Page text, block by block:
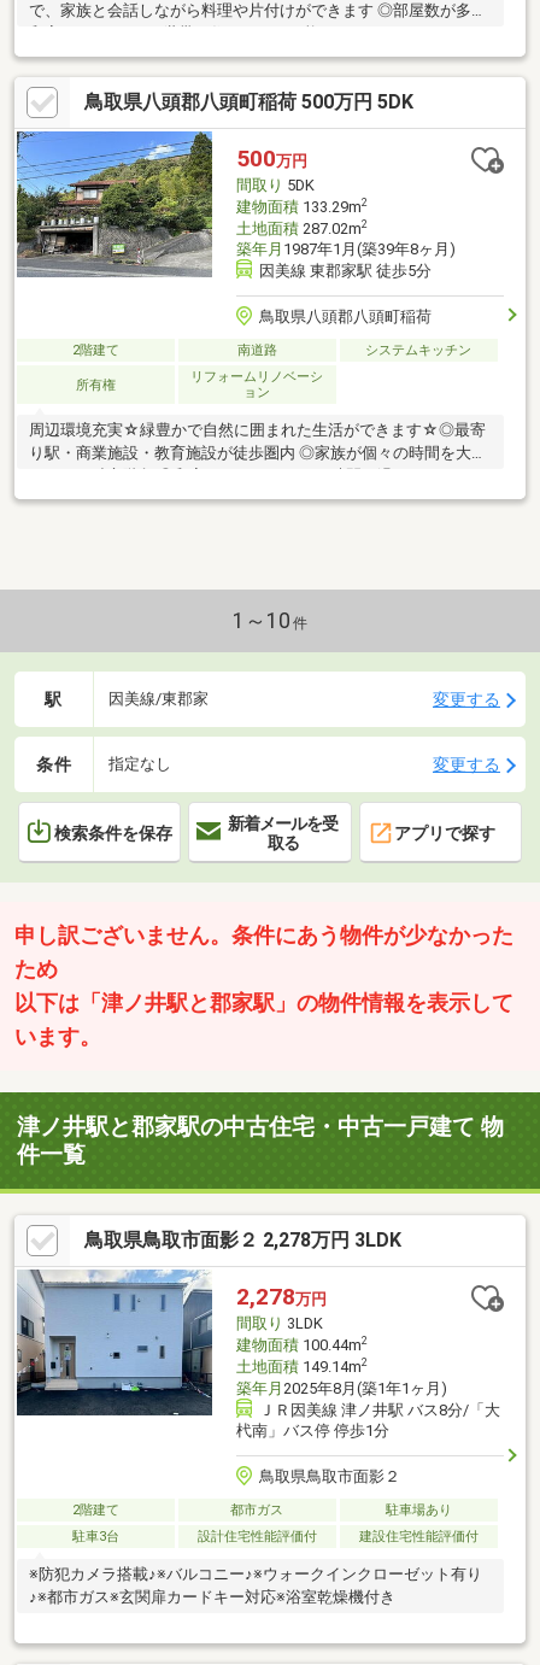
で、家族と会話しながら料理や片付けができます ◎部屋数が多く
鳥取県八頭郡八頭町稲荷 500万円 5DK
500万円
間取り 5DK
建物面積133.29m2
土地面積287.02m2
築年月 1987年1月(築39年8ヶ月)
因美線 東郡家駅 徒歩5分
鳥取県八頭郡八頭町稲荷
2階建て 南道路 システムキッチン
所有権
リフォームリノベーシ
ョン
周辺環境充実☆緑豊かで自然に囲まれた生活ができます☆◎最寄
り駅・商業施設・教育施設が徒歩圏内 ◎家族が個々の時間を大切
1～10 件
駅 因美線/東郡家 変更する
条件 指定なし 変更する
検索条件を保存
新着メールを受
取る
アプリで探す
申し訳ございません。条件にあう物件が少なかった
ため
以下は「津ノ井駅と郡家駅」の物件情報を表示して
います。
津ノ井駅と郡家駅の中古住宅・中古一戸建て 物
件一覧
鳥取県鳥取市面影２ 2,278万円 3LDK
2,278万円
間取り 3LDK
建物面積100.44m2
土地面積149.14m2
築年月 2025年8月(築1年1ヶ月)
ＪＲ因美線 津ノ井駅 バス8分/「大
杙南」バス停 停歩1分
鳥取県鳥取市面影２
2階建て 都市ガス
駐車場あり
駐車3台
設計住宅性能評価付 建設住宅性能評価付
※防犯カメラ搭載♪※バルコニー♪※ウォークインクローゼット有り
♪※都市ガス※玄関扉カードキー対応※浴室乾燥機付き